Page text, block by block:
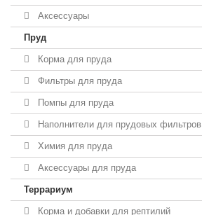
Аксессуары
Пруд
Корма для пруда
Фильтры для пруда
Помпы для пруда
Наполнители для прудовых фильтров
Химия для пруда
Аксессуары для пруда
Террариум
Корма и добавки для рептилий